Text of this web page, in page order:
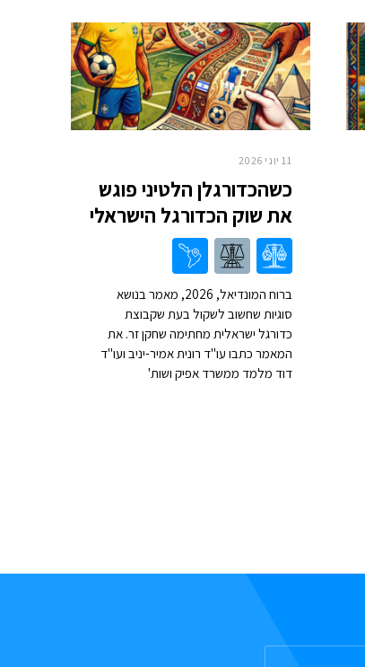
11 יוני 2026
כשהכדורגלן הלטיני פוגש
את שוק הכדורגל הישראלי
ברוח המונדיאל, 2026, מאמר בנושא
סוגיות שחשוב לשקול בעת שקבוצת
כדורגל ישראלית מחתימה שחקן זר. את
המאמר כתבו עו"ד רונית אמיר-יניב ועו"ד
דוד מלמד ממשרד אפיק ושות'